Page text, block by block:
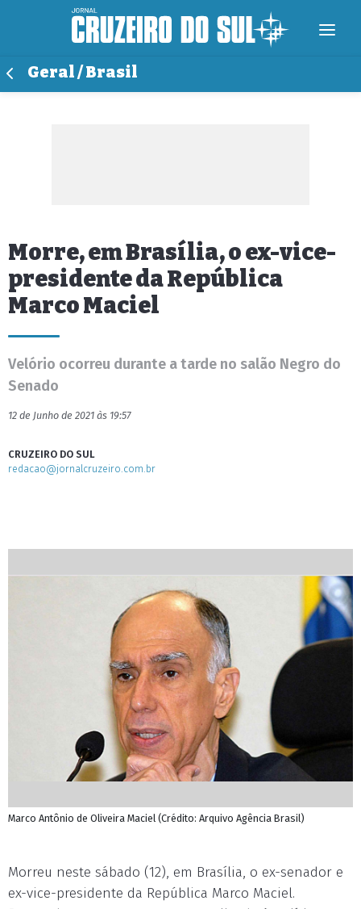
Geral / Brasil
Morre, em Brasília, o ex-vice-
presidente da República
Marco Maciel
Velório ocorreu durante a tarde no salão Negro do
Senado
12 de Junho de 2021 às 19:57
CRUZEIRO DO SUL
redacao@jornalcruzeiro.com.br
Marco Antônio de Oliveira Maciel (Crédito: Arquivo Agência Brasil)
Morreu neste sábado (12), em Brasília, o ex-senador e
ex-vice-presidente da República Marco Maciel.